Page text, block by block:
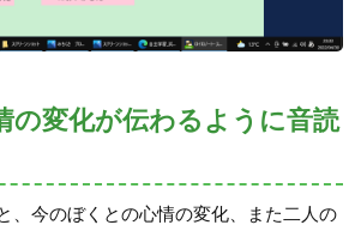
の変化が伝わるように音読
、今のぼくとの心情の変化、また二人の